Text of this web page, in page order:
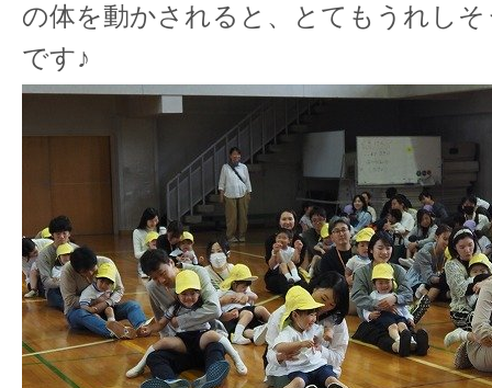
の体を動かされると、とてもうれし
です♪